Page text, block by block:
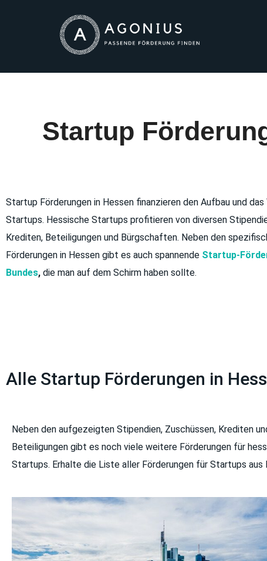
Startup
Startup Förderungen in Hessen finanzieren den Aufbau und
Startups. Hessische Startups profitieren von diversen
Krediten, Beteiligungen und Bürgschaften. Neben den
Förderungen in Hessen gibt es auch spannende Startup-
Bundes, die man auf dem Schirm haben sollte.
Alle Startup Förderungen in
Neben den aufgezeigten Stipendien, Zuschüssen, Krediten
Beteiligungen gibt es noch viele weitere Förderungen für
Startups. Erhalte die Liste aller Förderungen für Startups aus